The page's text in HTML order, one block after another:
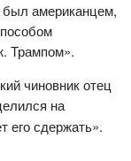
был американцем,
Трампом».
чиновник отец
на
его сдержать».